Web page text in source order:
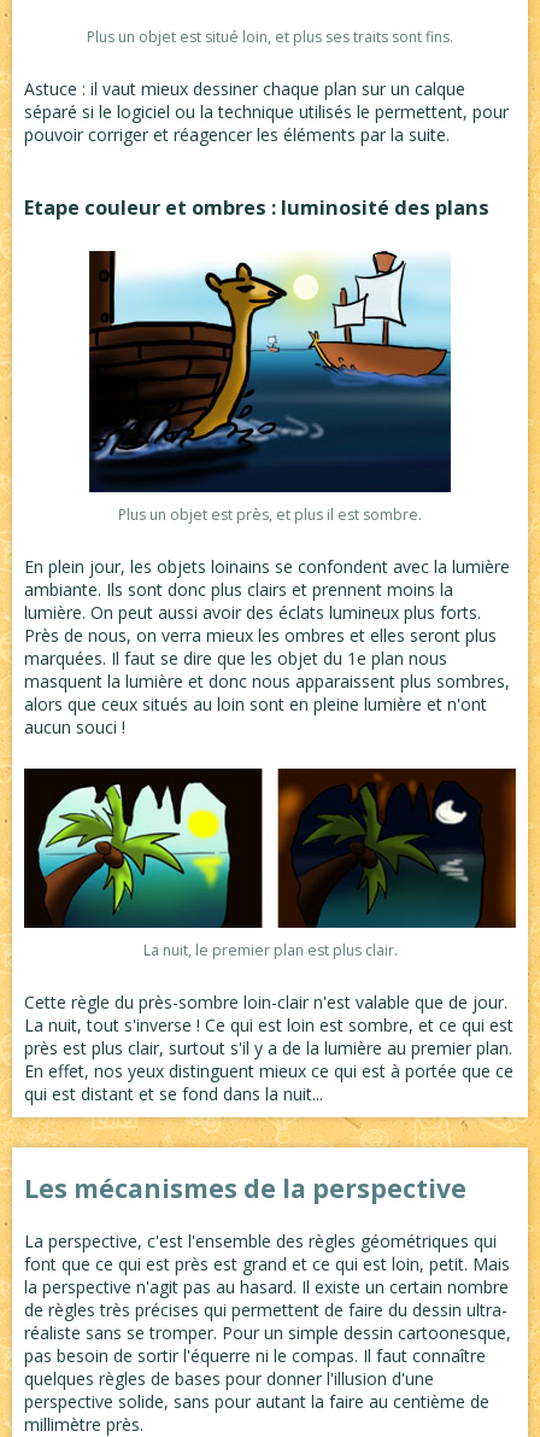
Plus un objet est situé loin, et plus ses traits sont fins.
Astuce : il vaut mieux dessiner chaque plan sur un calque
séparé si le logiciel ou la technique utilisés le permettent, pour
pouvoir corriger et réagencer les éléments par la suite.
Etape couleur et ombres : luminosité des plans
Plus un objet est près, et plus il est sombre.
En plein jour, les objets loinains se confondent avec la lumière
ambiante. Ils sont donc plus clairs et prennent moins la
lumière. On peut aussi avoir des éclats lumineux plus forts.
Près de nous, on verra mieux les ombres et elles seront plus
marquées. Il faut se dire que les objet du 1e plan nous
masquent la lumière et donc nous apparaissent plus sombres,
alors que ceux situés au loin sont en pleine lumière et n'ont
aucun souci !
La nuit, le premier plan est plus clair.
Cette règle du près-sombre loin-clair n'est valable que de jour.
La nuit, tout s'inverse ! Ce qui est loin est sombre, et ce qui est
près est plus clair, surtout s'il y a de la lumière au premier plan.
En effet, nos yeux distinguent mieux ce qui est à portée que ce
qui est distant et se fond dans la nuit...
Les mécanismes de la perspective
La perspective, c'est l'ensemble des règles géométriques qui
font que ce qui est près est grand et ce qui est loin, petit. Mais
la perspective n'agit pas au hasard. Il existe un certain nombre
de règles très précises qui permettent de faire du dessin ultra-
réaliste sans se tromper. Pour un simple dessin cartoonesque,
pas besoin de sortir l'équerre ni le compas. Il faut connaître
quelques règles de bases pour donner l'illusion d'une
perspective solide, sans pour autant la faire au centième de
millimètre près.